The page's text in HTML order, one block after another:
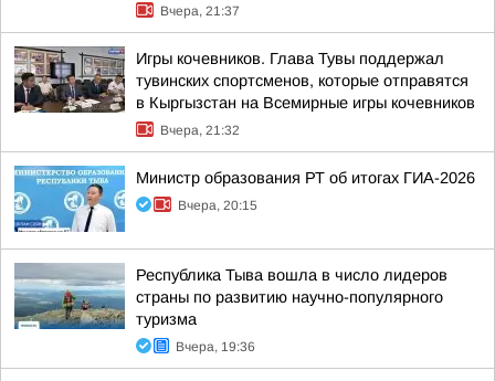
Вчера, 21:37
Игры кочевников. Глава Тувы поддержал
тувинских спортсменов, которые отправятся
в Кыргызстан на Всемирные игры кочевников
Вчера, 21:32
Министр образования РТ об итогах ГИА-2026
Вчера, 20:15
Республика Тыва вошла в число лидеров
страны по развитию научно-популярного
туризма
Вчера, 19:36